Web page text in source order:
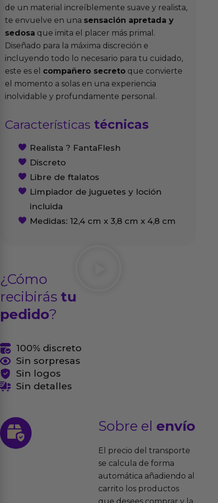
de un material increíblemente suave y realista,
te envuelve en una sensación apretada y
sedosa que imita el placer más primal.
Diseñado para la máxima discreción e
incluyendo todo lo necesario para tu cuidado,
este es el compañero secreto que convierte
el momento a solas en una experiencia
inolvidable y profundamente personal.
Características técnicas
Realista ? FantaFlesh
Discreto
Libre de ftalatos
Limpiador de juguetes y loción
incluida
Medidas: 12,4 cm x 3,8 cm x 4,8 cm
¿Cómo
recibirás tu
pedido?
100% discreto
Sin sorpresas
Sin logos
Sin detalles
Sobre el envío
El precio del transporte
se calcula de forma
automática añadiendo al
carrito los productos